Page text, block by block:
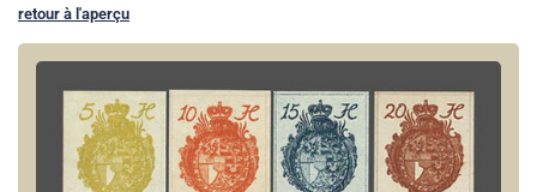
retour à l'aperçu